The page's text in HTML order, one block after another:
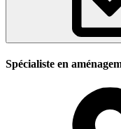
Spécialiste en